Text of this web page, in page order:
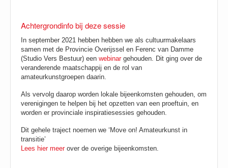
Achtergrondinfo bij deze sessie
In september 2021 hebben hebben we als cultuurmakelaars
samen met de Provincie Overijssel en Ferenc van Damme
(Studio Vers Bestuur) een webinargehouden. Dit ging over de
veranderende maatschappij en de rol van
amateurkunstgroepen daarin.
Als vervolg daarop worden lokale bijeenkomsten gehouden, om
verenigingen te helpen bij het opzetten van een proeftuin, en
worden er provinciale inspiratiesessies gehouden.
Dit gehele traject noemen we ‘Move on! Amateurkunst in
transitie’
Lees hier meerover de overige bijeenkomsten.